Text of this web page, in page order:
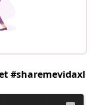
#sharemevidaxl